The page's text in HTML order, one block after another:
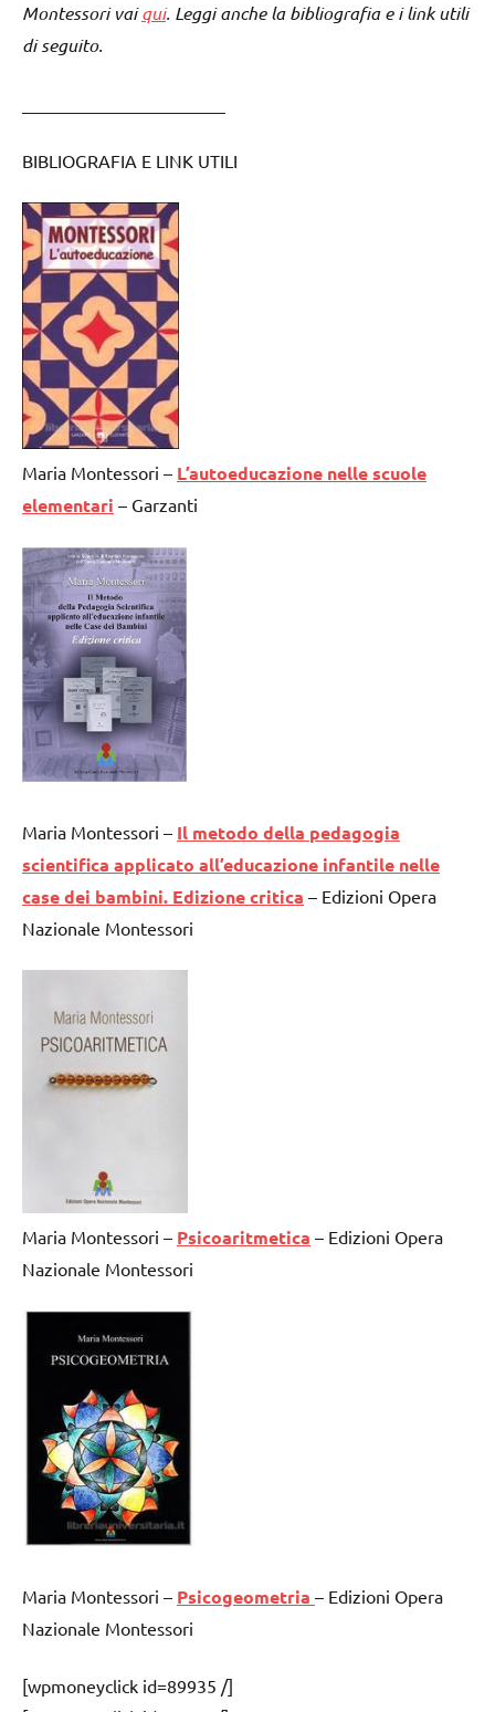
Montessori vaiqui. Leggi anche la bibliografia e i link utili
di seguito.
BIBLIOGRAFIA E LINK UTILI
Maria Montessori – L’autoeducazione nelle scuole
elementari – Garzanti
Maria Montessori – Il metodo della pedagogia
scientifica applicato all’educazione infantile nelle
case dei bambini. Edizione critica – Edizioni Opera
Nazionale Montessori
Maria Montessori – Psicoaritmetica – Edizioni Opera
Nazionale Montessori
Maria Montessori – Psicogeometria – Edizioni Opera
Nazionale Montessori
[wpmoneyclick id=89935 /]